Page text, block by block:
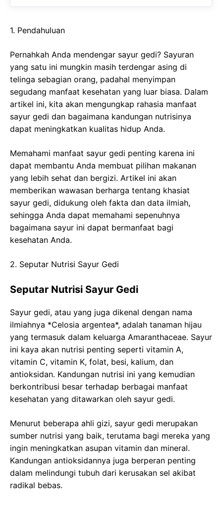
1. Pendahuluan
Pernahkah Anda mendengar sayur gedi? Sayuran
yang satu ini mungkin masih terdengar asing di
telinga sebagian orang, padahal menyimpan
segudang manfaat kesehatan yang luar biasa. Dalam
artikel ini, kita akan mengungkap rahasia manfaat
sayur gedi dan bagaimana kandungan nutrisinya
dapat meningkatkan kualitas hidup Anda.
Memahami manfaat sayur gedi penting karena ini
dapat membantu Anda membuat pilihan makanan
yang lebih sehat dan bergizi. Artikel ini akan
memberikan wawasan berharga tentang khasiat
sayur gedi, didukung oleh fakta dan data ilmiah,
sehingga Anda dapat memahami sepenuhnya
bagaimana sayur ini dapat bermanfaat bagi
kesehatan Anda.
2. Seputar Nutrisi Sayur Gedi
Seputar Nutrisi Sayur Gedi
Sayur gedi, atau yang juga dikenal dengan nama
ilmiahnya *Celosia argentea*, adalah tanaman hijau
yang termasuk dalam keluarga Amaranthaceae. Sayur
ini kaya akan nutrisi penting seperti vitamin A,
vitamin C, vitamin K, folat, besi, kalium, dan
antioksidan. Kandungan nutrisi ini yang kemudian
berkontribusi besar terhadap berbagai manfaat
kesehatan yang ditawarkan oleh sayur gedi.
Menurut beberapa ahli gizi, sayur gedi merupakan
sumber nutrisi yang baik, terutama bagi mereka yang
ingin meningkatkan asupan vitamin dan mineral.
Kandungan antioksidannya juga berperan penting
dalam melindungi tubuh dari kerusakan sel akibat
radikal bebas.